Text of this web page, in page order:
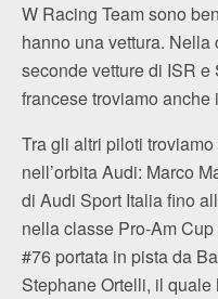
W Racing Team sono
hanno una vettura.
seconde vetture di ISR
francese troviamo
Tra gli altri piloti
nell’orbita Audi: Marco
di Audi Sport Italia fino
nella classe Pro-Am
#76 portata in pista da
Stephane Ortelli, il